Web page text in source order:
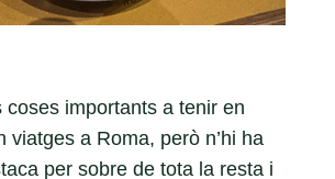
coses importants a tenir en
viatges a Roma, però n’hi ha
per sobre de tota la resta i